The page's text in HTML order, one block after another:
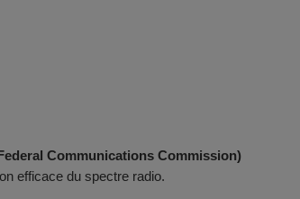
Communications Commission)
efficace du spectre radio.